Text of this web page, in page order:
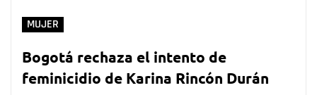
MUJER
Bogotá rechaza el intento de
feminicidio de Karina Rincón Durán